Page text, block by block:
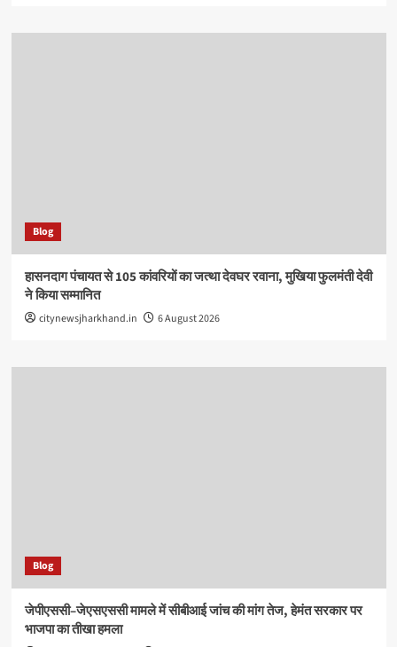
Blog
हासनदाग पंचायत से 105 कांवरियों का जत्था देवघर रवाना, मुखिया फुलमंती देवी
ने किया सम्मानित
citynewsjharkhand.in 6 August 2026
Blog
जेपीएससी–जेएसएससी मामले में सीबीआई जांच की मांग तेज, हेमंत सरकार पर
भाजपा का तीखा हमला